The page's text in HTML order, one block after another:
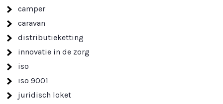
camper
caravan
distributieketting
innovatie in de zorg
iso
iso 9001
juridisch loket